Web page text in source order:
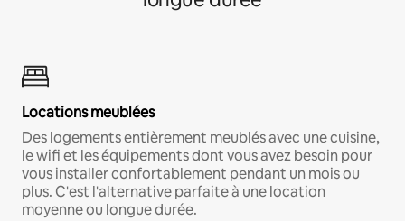
Locations meublées
Des logements entièrement meublés avec une cuisine,
le wifi et les équipements dont vous avez besoin pour
vous installer confortablement pendant un mois ou
plus. C'est l'alternative parfaite à une location
moyenne ou longue durée.